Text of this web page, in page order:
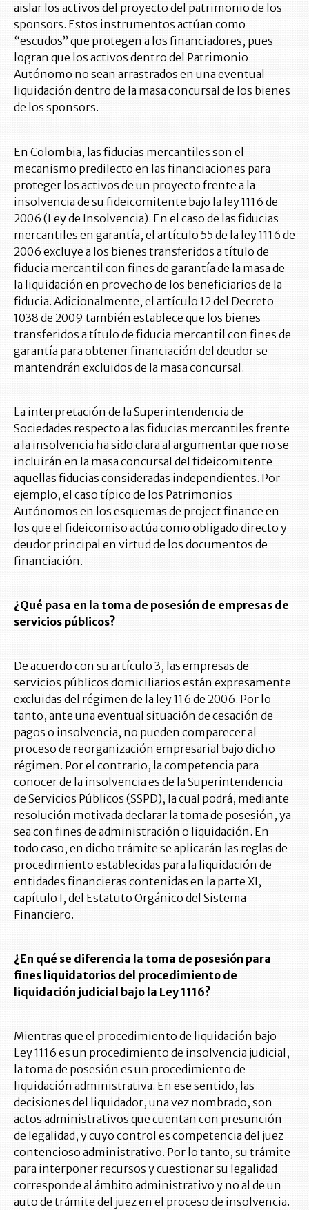
aislar los activos del proyecto del patrimonio de los
sponsors. Estos instrumentos actúan como
“escudos” que protegen a los financiadores, pues
logran que los activos dentro del Patrimonio
Autónomo no sean arrastrados en una eventual
liquidación dentro de la masa concursal de los bienes
de los sponsors.
En Colombia, las fiducias mercantiles son el
mecanismo predilecto en las financiaciones para
proteger los activos de un proyecto frente a la
insolvencia de su fideicomitente bajo la ley 1116 de
2006 (Ley de Insolvencia). En el caso de las fiducias
mercantiles en garantía, el artículo 55 de la ley 1116 de
2006 excluye a los bienes transferidos a título de
fiducia mercantil con fines de garantía de la masa de
la liquidación en provecho de los beneficiarios de la
fiducia. Adicionalmente, el artículo 12 del Decreto
1038 de 2009 también establece que los bienes
transferidos a título de fiducia mercantil con fines de
garantía para obtener financiación del deudor se
mantendrán excluidos de la masa concursal.
La interpretación de la Superintendencia de
Sociedades respecto a las fiducias mercantiles frente
a la insolvencia ha sido clara al argumentar que no se
incluirán en la masa concursal del fideicomitente
aquellas fiducias consideradas independientes. Por
ejemplo, el caso típico de los Patrimonios
Autónomos en los esquemas de project finance en
los que el fideicomiso actúa como obligado directo y
deudor principal en virtud de los documentos de
financiación.
¿Qué pasa en la toma de posesión de empresas de
servicios públicos?
De acuerdo con su artículo 3, las empresas de
servicios públicos domiciliarios están expresamente
excluidas del régimen de la ley 116 de 2006. Por lo
tanto, ante una eventual situación de cesación de
pagos o insolvencia, no pueden comparecer al
proceso de reorganización empresarial bajo dicho
régimen. Por el contrario, la competencia para
conocer de la insolvencia es de la Superintendencia
de Servicios Públicos (SSPD), la cual podrá, mediante
resolución motivada declarar la toma de posesión, ya
sea con fines de administración o liquidación. En
todo caso, en dicho trámite se aplicarán las reglas de
procedimiento establecidas para la liquidación de
entidades financieras contenidas en la parte XI,
capítulo I, del Estatuto Orgánico del Sistema
Financiero.
¿En qué se diferencia la toma de posesión para
fines liquidatorios del procedimiento de
liquidación judicial bajo la Ley 1116?
Mientras que el procedimiento de liquidación bajo
Ley 1116 es un procedimiento de insolvencia judicial,
la toma de posesión es un procedimiento de
liquidación administrativa. En ese sentido, las
decisiones del liquidador, una vez nombrado, son
actos administrativos que cuentan con presunción
de legalidad, y cuyo control es competencia del juez
contencioso administrativo. Por lo tanto, su trámite
para interponer recursos y cuestionar su legalidad
corresponde al ámbito administrativo y no al de un
auto de trámite del juez en el proceso de insolvencia.